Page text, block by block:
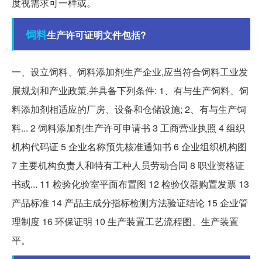
度视需求可一样或。
饲料生产许可证明文件包括?
一、设立饲料、饲料添加剂生产企业,应当符合饲料工业发
展规划和产业政策,并具备下列条件: 1、有与生产饲料、饲
料添加剂相适应的厂房、设备和仓储设施; 2、有与生产饲
料... 2 饲料添加剂生产许可申请书 3 工商营业执照 4 组织
机构代码证 5 企业名称预先核准通知书 6 企业组织机构图
7 主要机构负责人和特有工种人员劳动合同 8 职业资格证
书或... 11 检验化验室平面布置图 12 检验仪器购置发票 13
产品标准 14 产品主成分指标检测方法验证结论 15 企业管
理制度 16 环保证明 10 生产装置工艺流程图、生产装置
平。